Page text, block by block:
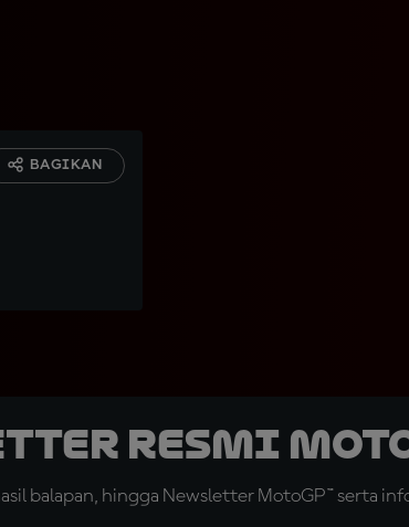
BAGIKAN
Resmi
balapan, hingga Newsletter MotoGP™ serta